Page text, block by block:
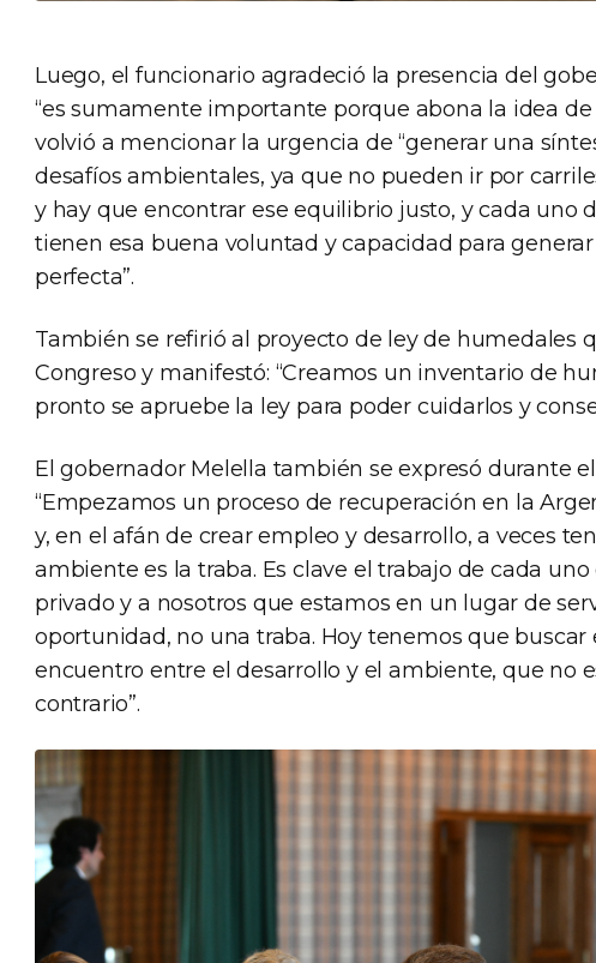
Luego, el funcionario agradeció la presencia del
“es sumamente importante porque abona la idea de
volvió a mencionar la urgencia de “generar una
desafíos ambientales, ya que no pueden ir por
y hay que encontrar ese equilibrio justo, y cada uno
tienen esa buena voluntad y capacidad para
perfecta”.
También se refirió al proyecto de ley de humedales
Congreso y manifestó: “Creamos un inventario de
pronto se apruebe la ley para poder cuidarlos y
El gobernador Melella también se expresó durante
“Empezamos un proceso de recuperación en la
y, en el afán de crear empleo y desarrollo, a veces
ambiente es la traba. Es clave el trabajo de cada
privado y a nosotros que estamos en un lugar de
oportunidad, no una traba. Hoy tenemos que
encuentro entre el desarrollo y el ambiente, que no
contrario”.